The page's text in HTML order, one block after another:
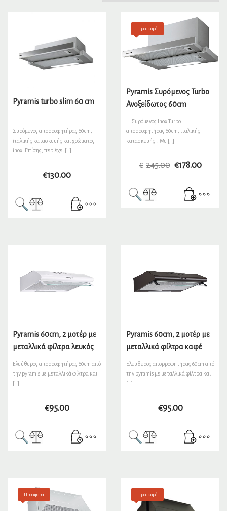
Pyramis turbo slim 60 cm
Συρόμενος απορροφητήρας 60cm,
ιταλικής κατασκευής και χρώματος
inox. Επίσης, περιέχει […]
€130.00
Προσφορά
Pyramis Συρόμενος Turbo
Ανοξείδωτος 60cm
Συρόμενος Inox Turbo
απορροφητήρας 60cm, ιταλικής
κατασκευής . Με […]
€ 245.00 €178.00
Pyramis 60cm, 2 μοτέρ με
μεταλλικά φίλτρα λευκός
Ελεύθερος απορροφητήρας 60cm από
την pyramis με μεταλλικά φίλτρα και
[…]
€95.00
Pyramis 60cm, 2 μοτέρ με
μεταλλικά φίλτρα καφέ
Ελεύθερος απορροφητήρας 60cm από
την pyramis με μεταλλικά φίλτρα και
[…]
€95.00
Προσφορά Προσφορά